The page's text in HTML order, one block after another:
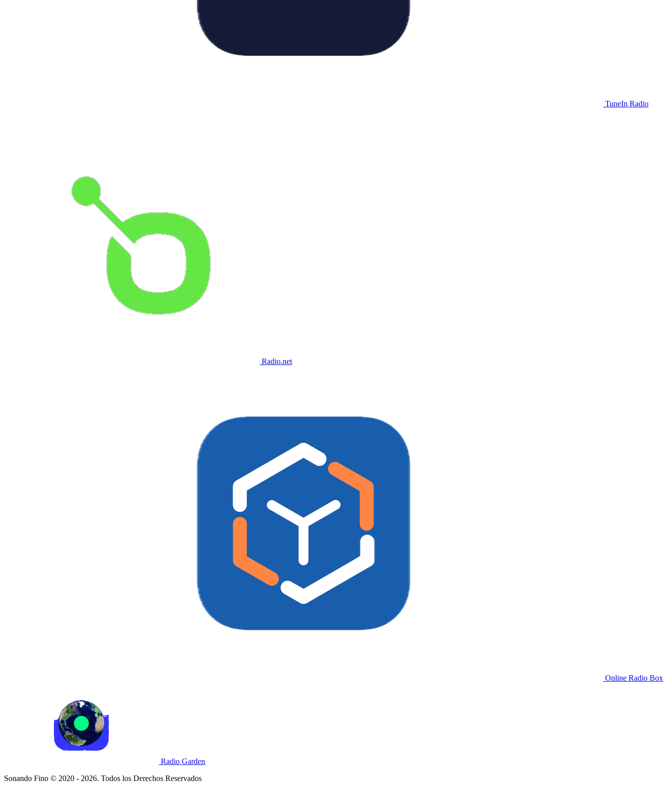
TuneIn Radio
Radio.net
Online Radio Box
Radio Garden
Sonando Fino © 2020 - 2026. Todos los Derechos Reservados